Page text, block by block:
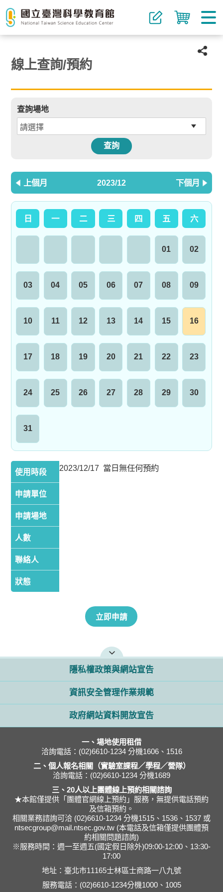
線上查詢/預約
查詢場地
查詢
上個月 2023/12 下個月
日 一 二 三 四 五 六
01 02
03 04 05 06 07 08 09
10 11 12 13 14 15 16
17 18 19 20 21 22 23
24 25 26 27 28 29 30
31
使用時段
申請單位
申請場地
人數
聯絡人
狀態
2023/12/17 當日無任何預約
隱私權政策與網站宣告
資訊安全管理作業規範
政府網站資料開放宣告
一、場地使用租借
洽詢電話：(02)6610-1234 分機1606、1516
二、個人報名相關（實驗室課程／學程／營隊）
洽詢電話：(02)6610-1234 分機1689
三、20人以上團體線上預約相關諮詢
★本館僅提供「團體官網線上預約」服務，無提供電話預約
及信箱預約。
相關業務諮詢可洽 (02)6610-1234 分機1515、1536、1537 或
ntsecgroup@mail.ntsec.gov.tw (本電話及信箱僅提供團體預
約相關問題諮詢)
※服務時間：週一至週五(國定假日除外)09:00-12:00、13:30-
17:00
地址：臺北市11165士林區士商路一八九號
服務電話：(02)6610-1234分機1000、1005